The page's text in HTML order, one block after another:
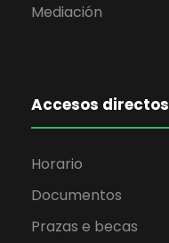
Mediación
Accesos directos
Horario
Documentos
Prazas e becas